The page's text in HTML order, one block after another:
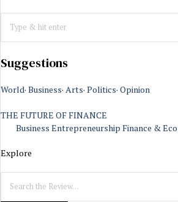
Suggestions
World· Business· Arts· Politics· Opinion
THE FUTURE OF FINANCE
Business Entrepreneurship Finance &
Explore